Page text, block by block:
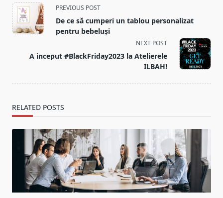
<span
class="nav-
subtitle
reader-
PREVIOUS POST
De ce să cumperi un tablou personalizat
pentru bebeluși
NEXT POST
A inceput #BlackFriday2023 la Atelierele
ILBAH!
RELATED POSTS